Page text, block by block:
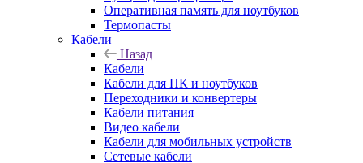
Оперативная память для ноутбуков
Термопасты
Кабели
Назад
Кабели
Кабели для ПК и ноутбуков
Переходники и конвертеры
Кабели питания
Видео кабели
Кабели для мобильных устройств
Сетевые кабели